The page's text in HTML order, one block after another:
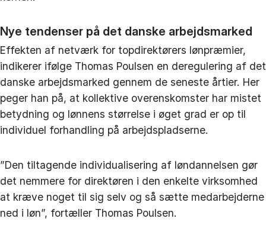
Nye tendenser på det danske arbejdsmarked
Effekten af netværk for topdirektørers lønpræmier,
indikerer ifølge Thomas Poulsen en deregulering af det
danske arbejdsmarked gennem de seneste årtier. Her
peger han på, at kollektive overenskomster har mistet
betydning og lønnens størrelse i øget grad er op til
individuel forhandling på arbejdspladserne.
”Den tiltagende individualisering af løndannelsen gør
det nemmere for direktøren i den enkelte virksomhed
at kræve noget til sig selv og så sætte medarbejderne
ned i løn”, fortæller Thomas Poulsen.